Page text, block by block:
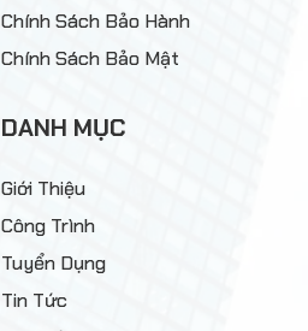
Chính Sách Bảo Hành
Chính Sách Bảo Mật
DANH MỤC
Giới Thiệu
Công Trình
Tuyển Dụng
Tin Tức